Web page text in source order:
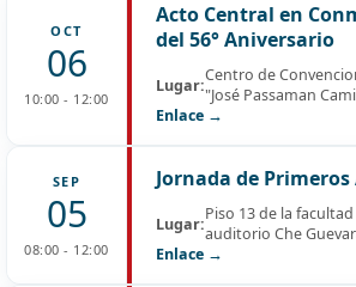
OCT
06
10:00 - 12:00
Acto Central en
del 56° Aniversario
Lugar:Centro de
"José Passaman
Enlace →
SEP
05
08:00 - 12:00
Jornada de
Lugar:Piso 13 de la
auditorio Che
Enlace →